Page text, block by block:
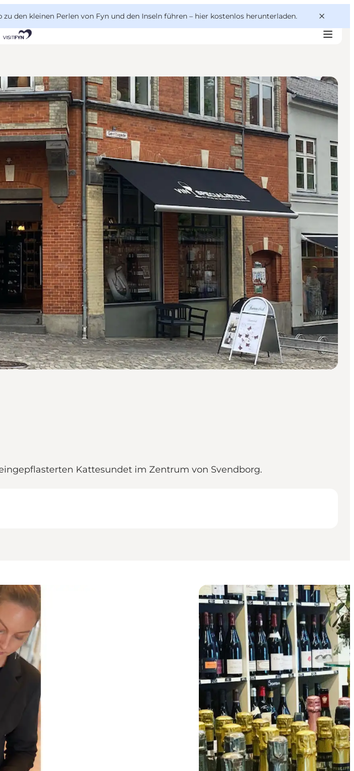
den kleinen Perlen von Fyn und den Inseln führen – hier kostenlos herunterladen.
Kattesundet im Zentrum von Svendborg.